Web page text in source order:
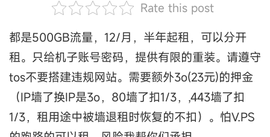
Rate this post
都是500GB流量，12/月，半年起租，可以分开
租。只给机子账号密码，提供有限的重装。请遵守
tos不要搭建违规网站。需要额外3o(23元)的押金
（IP墙了换IP是3o，80墙了扣1/3，,443墙了扣
1/3，租用途中被墙退租时恢复的不扣）。怕V.PS